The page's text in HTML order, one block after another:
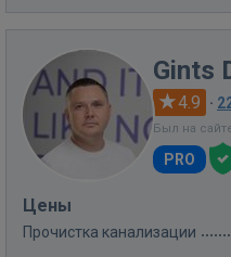
Gints
4.9 ·
Был на
PRO
Цены
Прочистка канализации